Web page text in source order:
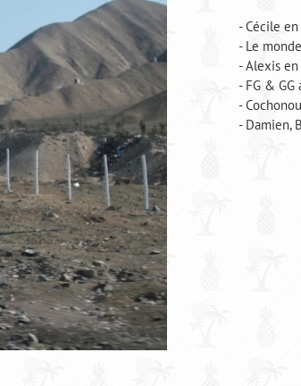
- Cécile
- Le
- Alexis en
- FG &
-
- Damien,